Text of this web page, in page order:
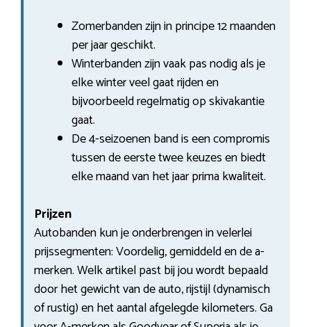
Zomerbanden zijn in principe 12 maanden
per jaar geschikt.
Winterbanden zijn vaak pas nodig als je
elke winter veel gaat rijden en
bijvoorbeeld regelmatig op skivakantie
gaat.
De 4-seizoenen band is een compromis
tussen de eerste twee keuzes en biedt
elke maand van het jaar prima kwaliteit.
Prijzen
Autobanden kun je onderbrengen in velerlei
prijssegmenten: Voordelig, gemiddeld en de a-
merken. Welk artikel past bij jou wordt bepaald
door het gewicht van de auto, rijstijl (dynamisch
of rustig) en het aantal afgelegde kilometers. Ga